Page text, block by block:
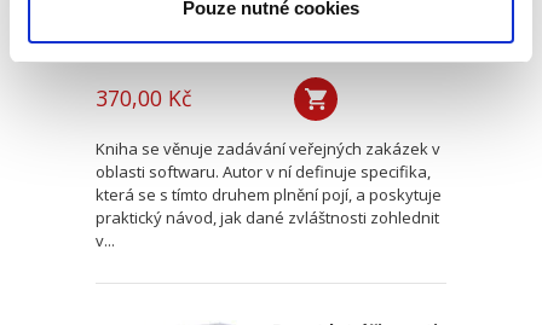
Pouze nutné cookies
Jan Svoboda
370,00 Kč
Kniha se věnuje zadávání veřejných zakázek v
oblasti softwaru. Autor v ní definuje specifika,
která se s tímto druhem plnění pojí, a poskytuje
praktický návod, jak dané zvláštnosti zohlednit
v...